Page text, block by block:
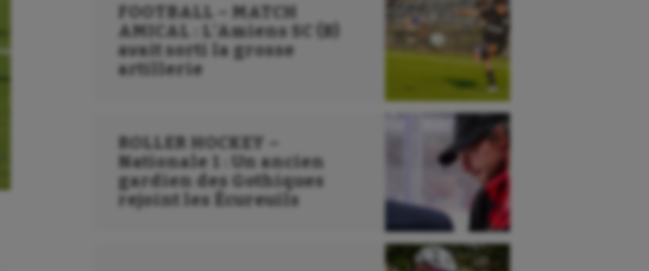
FOOTBALL – MATCH
AMICAL : L’Amiens SC (B)
avait sorti la grosse
artillerie
ROLLER HOCKEY –
Nationale 1 : Un ancien
gardien des Gothiques
rejoint les Écureuils